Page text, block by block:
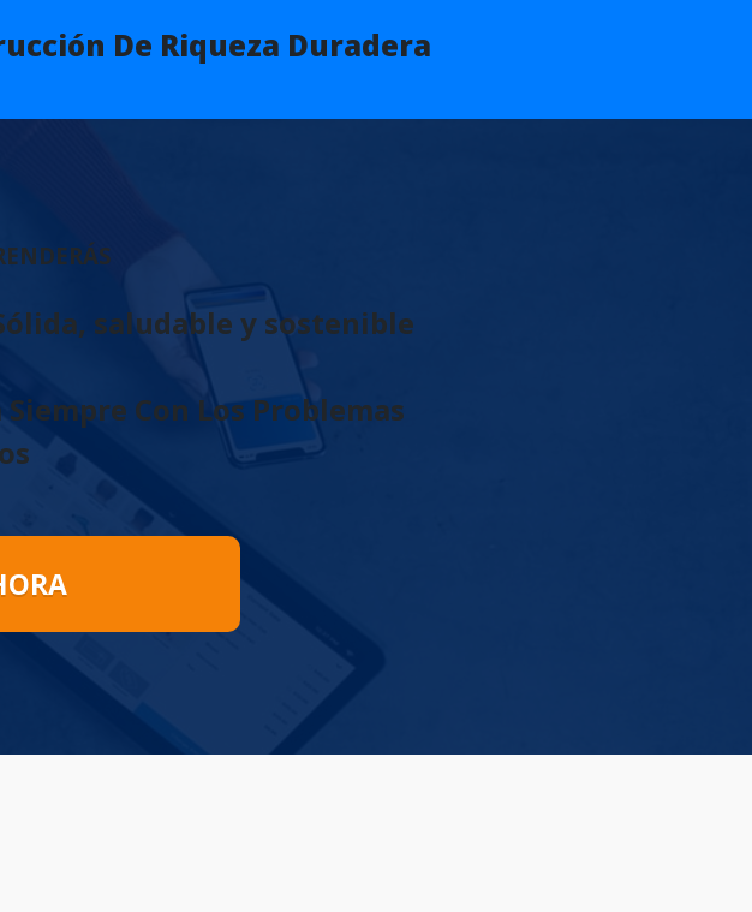
De Riqueza Duradera
saludable y sostenible
Siempre Con Los Problemas